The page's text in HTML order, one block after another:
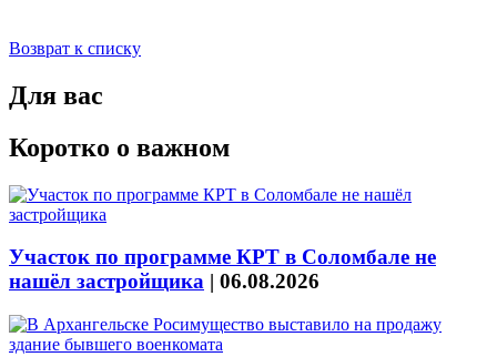
Возврат к списку
Для вас
Коротко о важном
Участок по программе КРТ в Соломбале не
нашёл застройщика | 06.08.2026